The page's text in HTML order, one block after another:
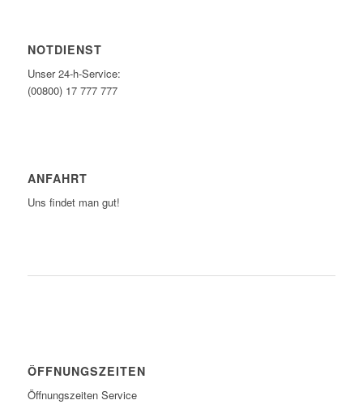
NOTDIENST
Unser 24-h-Service:
(00800) 17 777 777
ANFAHRT
Uns findet man gut!
ÖFFNUNGSZEITEN
Öffnungszeiten Service